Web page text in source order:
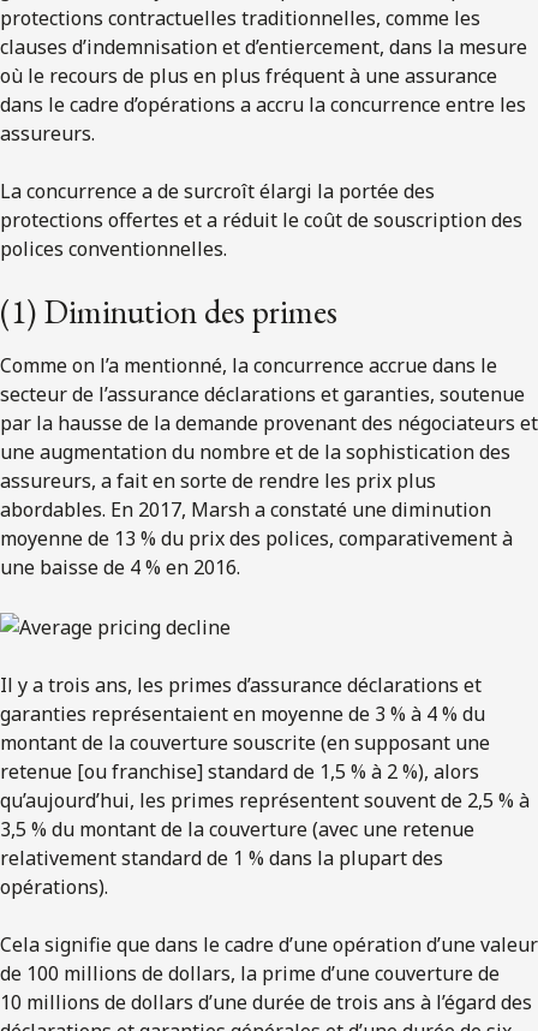
protections contractuelles traditionnelles, comme les
clauses d’indemnisation et d’entiercement, dans la mesure
où le recours de plus en plus fréquent à une assurance
dans le cadre d’opérations a accru la concurrence entre les
assureurs.
La concurrence a de surcroît élargi la portée des
protections offertes et a réduit le coût de souscription des
polices conventionnelles.
(1) Diminution des primes
Comme on l’a mentionné, la concurrence accrue dans le
secteur de l’assurance déclarations et garanties, soutenue
par la hausse de la demande provenant des négociateurs et
une augmentation du nombre et de la sophistication des
assureurs, a fait en sorte de rendre les prix plus
abordables. En 2017, Marsh a constaté une diminution
moyenne de 13 % du prix des polices, comparativement à
une baisse de 4 % en 2016.
Il y a trois ans, les primes d’assurance déclarations et
garanties représentaient en moyenne de 3 % à 4 % du
montant de la couverture souscrite (en supposant une
retenue [ou franchise] standard de 1,5 % à 2 %), alors
qu’aujourd’hui, les primes représentent souvent de 2,5 % à
3,5 % du montant de la couverture (avec une retenue
relativement standard de 1 % dans la plupart des
opérations).
Cela signifie que dans le cadre d’une opération d’une valeur
de 100 millions de dollars, la prime d’une couverture de
10 millions de dollars d’une durée de trois ans à l’égard des